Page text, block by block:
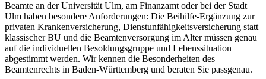
Beamte an der Universität Ulm, am Finanzamt oder bei der Stadt
Ulm haben besondere Anforderungen: Die Beihilfe-Ergänzung zur
privaten Krankenversicherung, Dienstunfähigkeitsversicherung statt
klassischer BU und die Beamtenversorgung im Alter müssen genau
auf die individuellen Besoldungsgruppe und Lebenssituation
abgestimmt werden. Wir kennen die Besonderheiten des
Beamtenrechts in Baden-Württemberg und beraten Sie passgenau.